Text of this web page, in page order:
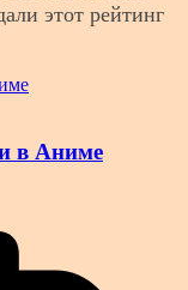
этот рейтинг
в Аниме